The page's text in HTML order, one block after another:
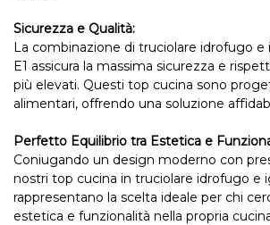
Sicurezza e Qualità:
La combinazione di truciolare idrofugo e
E1 assicura la massima sicurezza e
più elevati. Questi top cucina sono
alimentari, offrendo una soluzione
Perfetto Equilibrio tra Estetica e
Coniugando un design moderno con
nostri top cucina in truciolare idrofugo e
rappresentano la scelta ideale per chi
estetica e funzionalità nella propria